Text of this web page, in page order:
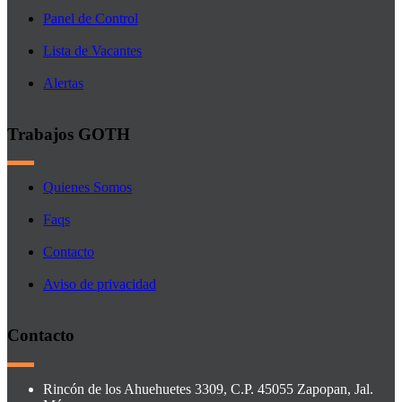
Panel de Control
Lista de Vacantes
Alertas
Trabajos GOTH
Quienes Somos
Faqs
Contacto
Aviso de privacidad
Contacto
Rincón de los Ahuehuetes 3309, C.P. 45055 Zapopan, Jal.